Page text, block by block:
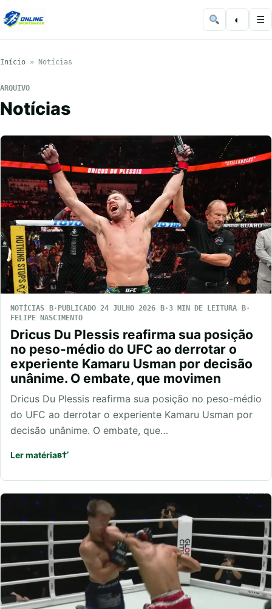
◐ ☰
Início » Notícias
ARQUIVO
Notícias
NOTÍCIAS PUBLICADO 24 JULHO 2026
3 MIN DE LEITURA
FELIPE NASCIMENTO
Dricus Du Plessis reafirma sua posição
no peso-médio do UFC ao derrotar o
experiente Kamaru Usman por decisão
unânime. O embate, que movimen
Dricus Du Plessis reafirma sua posição no peso-médio
do UFC ao derrotar o experiente Kamaru Usman por
decisão unânime. O embate, que…
Ler matéria